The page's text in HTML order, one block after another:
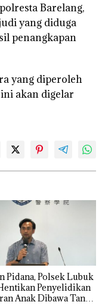
Barelang,
yang diduga
penangkapan
yang diperoleh
akan digelar
Pidana, Polsek Lubuk
Penyelidikan
Anak Dibawa Tanpa